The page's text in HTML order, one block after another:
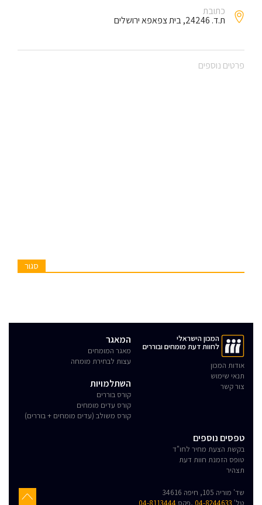
כתובת
ת.ד. 24246, בית צפאפא ירושלים
פרטים נוספים
סגור
המכון הישראלי
לחוות דעת מומחים ובוררים
אודות המכון
תנאי שימוש
צור קשר
המאגר
מאגר המומחים
עצות לבחירת מומחה
השתלמויות
קורס בוררים
קורס עדים מומחים
קורס משולב (עדים מומחים + בוררים)
טפסים נוספים
בקשת הצעת מחיר לחו"ד
טופס הזמנת חוות דעת
תצהיר
שד' מוריה 105, חיפה 34616
טל' 04-8244633 ,פקס 04-8113444